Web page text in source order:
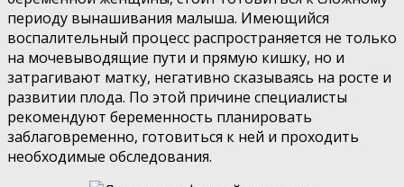
периоду вынашивания малыша. Имеющийся
воспалительный процесс распространяется не только
на мочевыводящие пути и прямую кишку, но и
затрагивают матку, негативно сказываясь на росте и
развитии плода. По этой причине специалисты
рекомендуют беременность планировать
заблаговременно, готовиться к ней и проходить
необходимые обследования.